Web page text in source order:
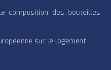
composition des bouteilles
sur le logement